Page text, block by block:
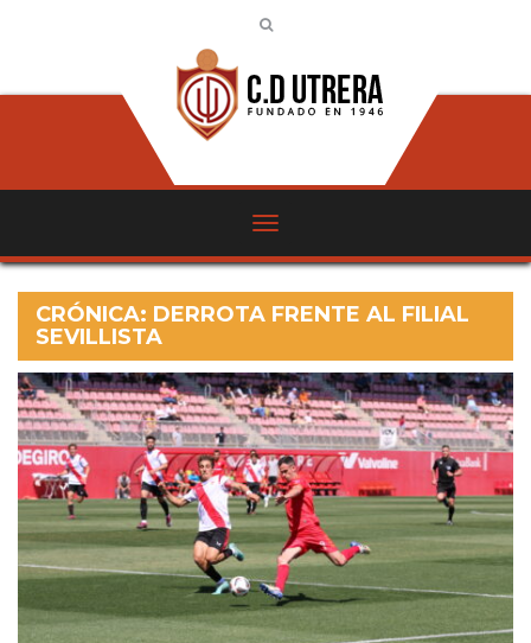
CRÓNICA: DERROTA FRENTE AL FILIAL
SEVILLISTA